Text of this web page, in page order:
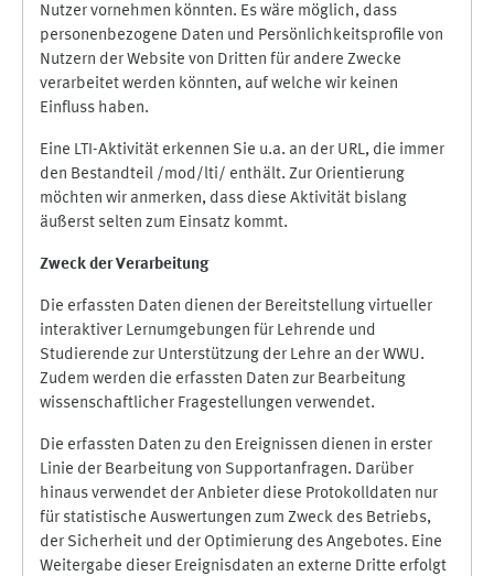
Nutzer vornehmen könnten. Es wäre möglich, dass
personenbezogene Daten und Persönlichkeitsprofile von
Nutzern der Website von Dritten für andere Zwecke
verarbeitet werden könnten, auf welche wir keinen
Einfluss haben.
Eine LTI-Aktivität erkennen Sie u.a. an der URL, die immer
den Bestandteil /mod/lti/ enthält. Zur Orientierung
möchten wir anmerken, dass diese Aktivität bislang
äußerst selten zum Einsatz kommt.
Zweck der Verarbeitung
Die erfassten Daten dienen der Bereitstellung virtueller
interaktiver Lernumgebungen für Lehrende und
Studierende zur Unterstützung der Lehre an der WWU.
Zudem werden die erfassten Daten zur Bearbeitung
wissenschaftlicher Fragestellungen verwendet.
Die erfassten Daten zu den Ereignissen dienen in erster
Linie der Bearbeitung von Supportanfragen. Darüber
hinaus verwendet der Anbieter diese Protokolldaten nur
für statistische Auswertungen zum Zweck des Betriebs,
der Sicherheit und der Optimierung des Angebotes. Eine
Weitergabe dieser Ereignisdaten an externe Dritte erfolgt